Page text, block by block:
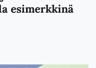
esimerkkinä